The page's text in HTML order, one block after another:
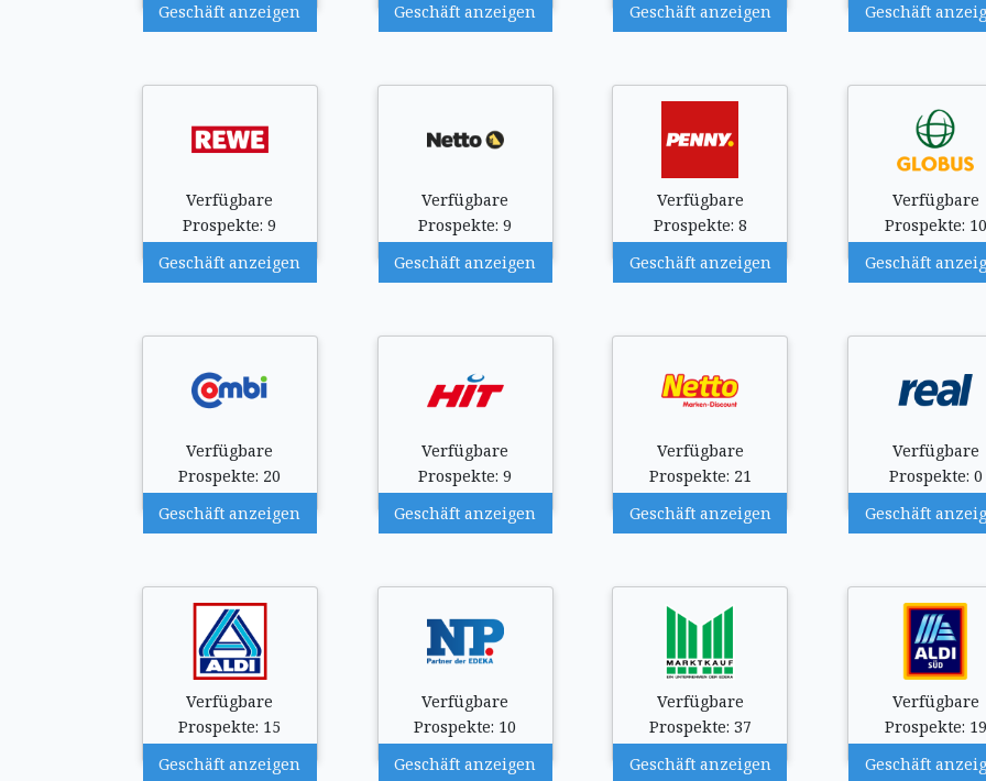
Geschäft anzeigen
Geschäft anzeigen
Geschäft anzeigen
Geschäft
Verfügbare
Prospekte: 9
Geschäft anzeigen
Verfügbare
Prospekte: 9
Geschäft anzeigen
Verfügbare
Prospekte: 8
Geschäft anzeigen
Verfügbare
Prospekte: 10
Geschäft
Verfügbare
Prospekte: 20
Geschäft anzeigen
Verfügbare
Prospekte: 9
Geschäft anzeigen
Verfügbare
Prospekte: 21
Geschäft anzeigen
Verfügbare
Prospekte: 0
Geschäft
Verfügbare
Prospekte: 15
Geschäft anzeigen
Verfügbare
Prospekte: 10
Geschäft anzeigen
Verfügbare
Prospekte: 37
Geschäft anzeigen
Verfügbare
Prospekte: 19
Geschäft